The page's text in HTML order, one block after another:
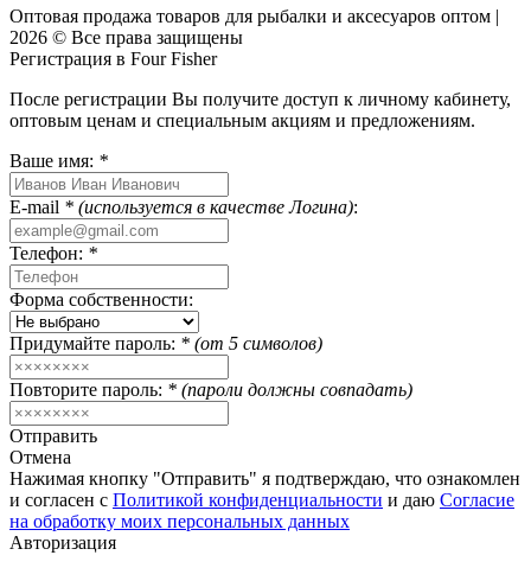
Оптовая продажа товаров для рыбалки и аксесуаров оптом |
2026 © Все права защищены
Регистрация в Four Fisher
После регистрации Вы получите доступ к личному кабинету,
оптовым ценам и специальным акциям и предложениям.
Ваше имя: *
E-mail * (используется в качестве Логина):
Телефон: *
Форма собственности:
Придумайте пароль: * (от 5 символов)
Повторите пароль: * (пароли должны совпадать)
Отправить
Отмена
Нажимая кнопку "Отправить" я подтверждаю, что ознакомлен
и согласен с Политикой конфиденциальности и даю Согласие
на обработку моих персональных данных
Авторизация